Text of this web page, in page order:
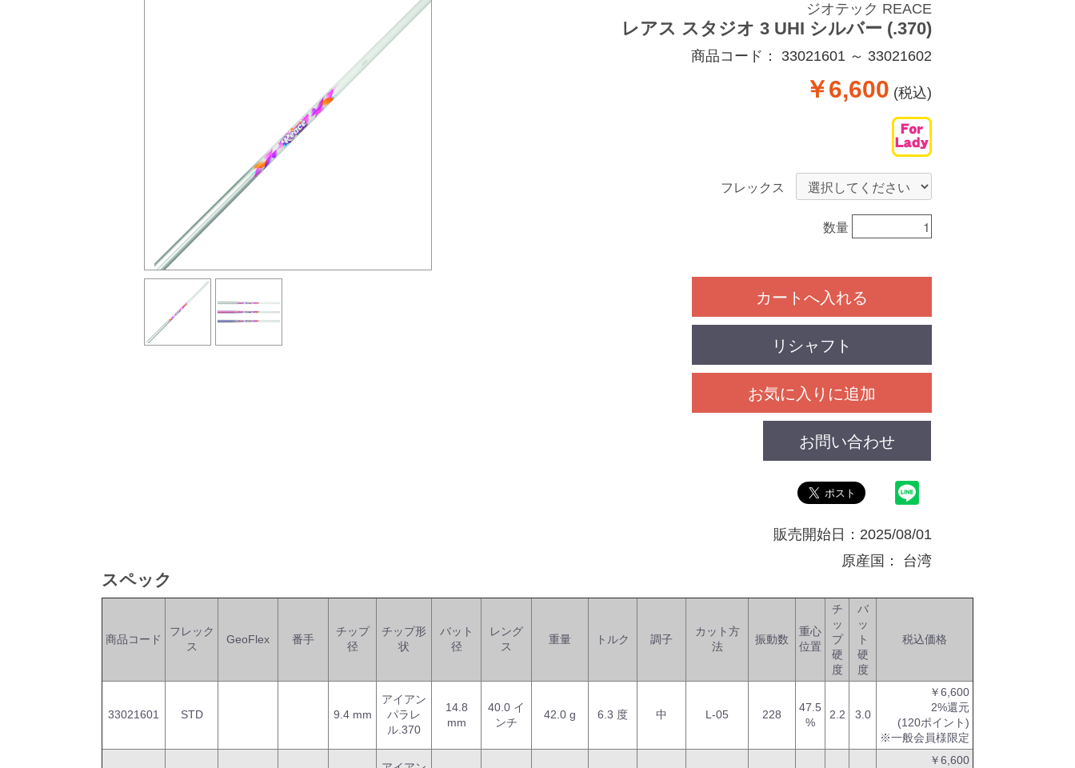
ジオテック REACE
レアス スタジオ 3 UHI シルバー (.370)
商品コード： 33021601 ～ 33021602
￥6,600 (税込)
フレックス
数量
カートへ入れる
リシャフト
お気に入りに追加
お問い合わせ
販売開始日：2025/08/01
原産国： 台湾
スペック
商品コード
フレック
ス
GeoFlex 番手
チップ
径
チップ形
状
バット
径
レング
ス
重量 トルク 調子
カット方
法
振動数
重心
位置
チ
ッ
プ
硬
度
バ
ッ
ト
硬
度
税込価格
33021601 STD 9.4 mm
アイアン
パラレ
ル.370
14.8
mm
40.0 イ
ンチ
42.0 g 6.3 度 中 L-05 228
47.5
%
2.2 3.0
￥6,600
2%還元
(120ポイント)
※一般会員様限定
￥6,600